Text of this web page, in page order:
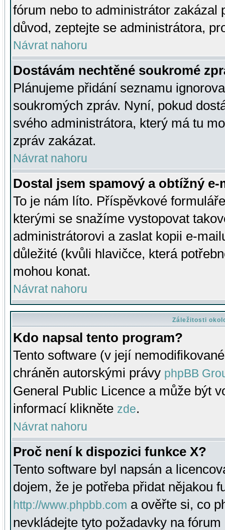
fórum nebo to administrátor zakázal
důvod, zeptejte se administrátora,
Návrat nahoru
Dostávám nechtěné soukromé
Plánujeme přidání seznamu
soukromých zpráv. Nyní, pokud
svého administrátora, který má tu
zpráv zakázat.
Návrat nahoru
Dostal jsem spamový a obtížný
To je nám líto. Příspěvkové
kterými se snažíme vystopovat
administrátorovi a zaslat kopii e-
důležité (kvůli hlavičce, která
mohou konat.
Návrat nahoru
Záležitosti
Kdo napsal tento program?
Tento software (v její
chráněn autorskými právy phpBB
General Public Licence a může být
informací klikněte zde.
Návrat nahoru
Proč není k dispozici funkce X?
Tento software byl napsán a
dojem, že je potřeba přidat nějakou
http://www.phpbb.com a ověřte si, co
nevkládejte tyto požadavky na